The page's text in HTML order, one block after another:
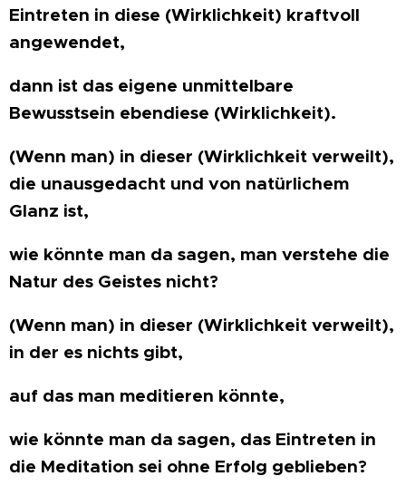
Eintreten in diese (Wirklichkeit) kraftvoll
angewendet,
dann ist das eigene unmittelbare
Bewusstsein ebendiese (Wirklichkeit).
(Wenn man) in dieser (Wirklichkeit verweilt),
die unausgedacht und von natürlichem
Glanz ist,
wie könnte man da sagen, man verstehe die
Natur des Geistes nicht?
(Wenn man) in dieser (Wirklichkeit verweilt),
in der es nichts gibt,
auf das man meditieren könnte,
wie könnte man da sagen, das Eintreten in
die Meditation sei ohne Erfolg geblieben?